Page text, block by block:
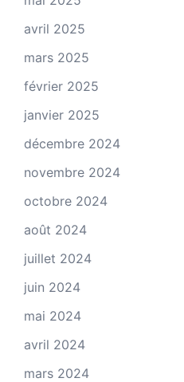
avril 2025
mars 2025
février 2025
janvier 2025
décembre 2024
novembre 2024
octobre 2024
août 2024
juillet 2024
juin 2024
mai 2024
avril 2024
mars 2024